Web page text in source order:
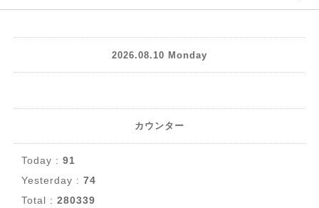
2026.08.10 Monday
カウンター
Today : 91
Yesterday : 74
Total : 280339